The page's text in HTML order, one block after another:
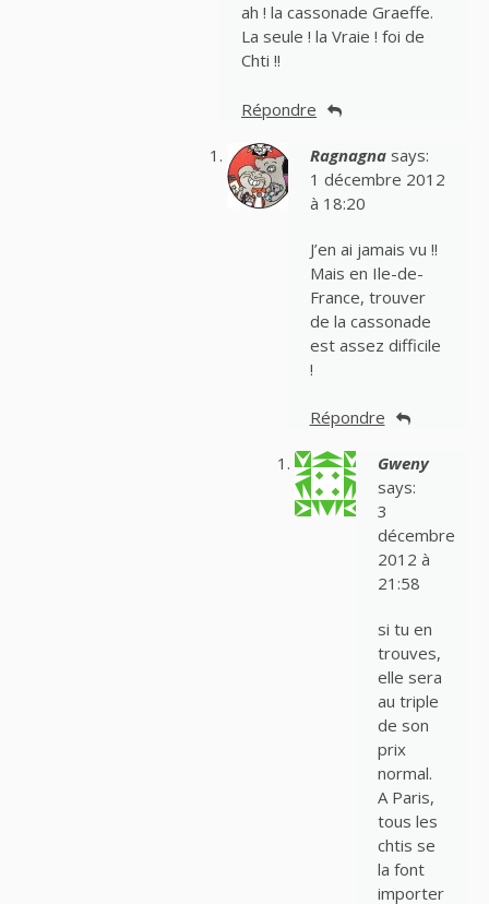
ah ! la cassonade Graeffe.
La seule ! la Vraie ! foi de
Chti !!
Répondre
Ragnagna says:
1 décembre 2012
à 18:20
J’en ai jamais vu !!
Mais en Ile-de-
France, trouver
de la cassonade
est assez difficile
!
Répondre
Gweny
says:
3
décembre
2012 à
21:58
si tu en
trouves,
elle sera
au triple
de son
prix
normal.
A Paris,
tous les
chtis se
la font
importer